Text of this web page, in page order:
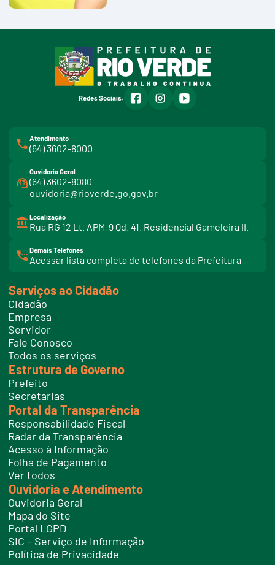
Redes Sociais: facebookinstagramyoutube
Atendimento
(64) 3602-8000
Ouvidoria Geral
(64) 3602-8080
ouvidoria@rioverde.go.gov.br
Localização
Rua RG 12 Lt. APM-9 Qd. 41. Residencial Gameleira II.
Demais Telefones
Acessar lista completa de telefones da Prefeitura
i
t
e
l
f
o
e
s
Serviços ao Cidadão
Cidadão
Empresa
Servidor
Fale Conosco
Todos os serviços
Estrutura de Governo
Prefeito
Secretarias
Portal da Transparência
Responsabilidade Fiscal
Radar da Transparência
Acesso à Informação
Folha de Pagamento
Ver todos
Ouvidoria e Atendimento
Ouvidoria Geral
Mapa do Site
Portal LGPD
SIC – Serviço de Informação
Política de Privacidade